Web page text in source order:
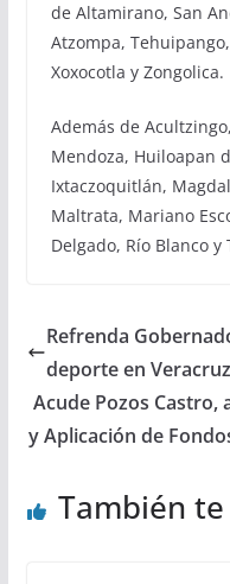
de Altamirano, San
Atzompa,
Xoxocotla y Zongolica.
Además de
Mendoza, Huiloapan
Ixtaczoquitlán,
Maltrata, Mariano
Delgado, Río Blanco y
Refrenda
deporte en Veracruz
Acude Pozos Castro,
y Aplicación de
También